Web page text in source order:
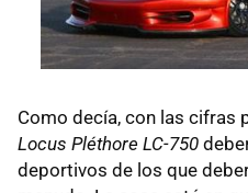
Como decía, con las cifras
Locus Pléthore LC-750
deportivos de los que